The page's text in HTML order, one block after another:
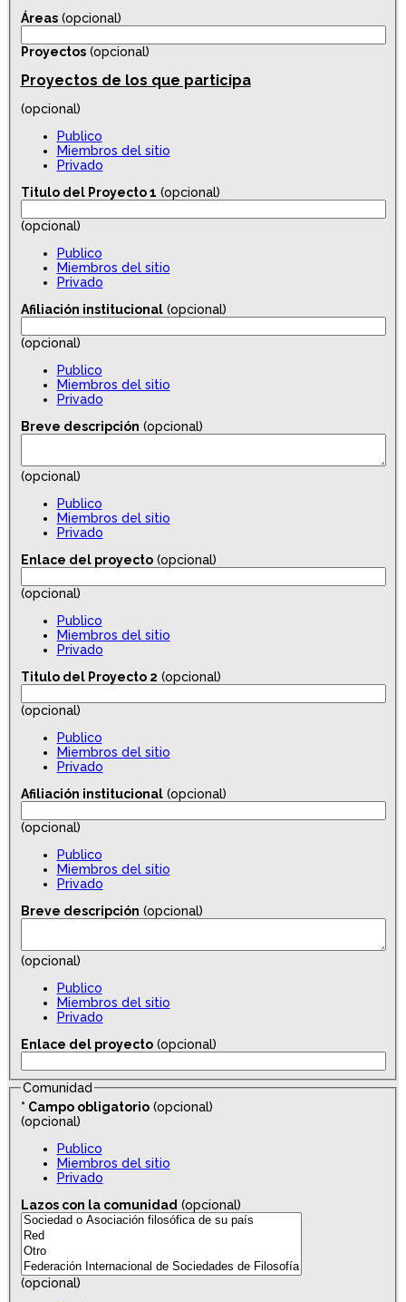
Áreas (opcional)
Proyectos (opcional)
Proyectos de los que participa
(opcional)
Publico
Miembros del sitio
Privado
Titulo del Proyecto 1 (opcional)
(opcional)
Publico
Miembros del sitio
Privado
Afiliación institucional (opcional)
(opcional)
Publico
Miembros del sitio
Privado
Breve descripción (opcional)
(opcional)
Publico
Miembros del sitio
Privado
Enlace del proyecto (opcional)
(opcional)
Publico
Miembros del sitio
Privado
Titulo del Proyecto 2 (opcional)
(opcional)
Publico
Miembros del sitio
Privado
Afiliación institucional (opcional)
(opcional)
Publico
Miembros del sitio
Privado
Breve descripción (opcional)
(opcional)
Publico
Miembros del sitio
Privado
Enlace del proyecto (opcional)
Comunidad
* Campo obligatorio (opcional)
(opcional)
Publico
Miembros del sitio
Privado
Lazos con la comunidad (opcional)
(opcional)